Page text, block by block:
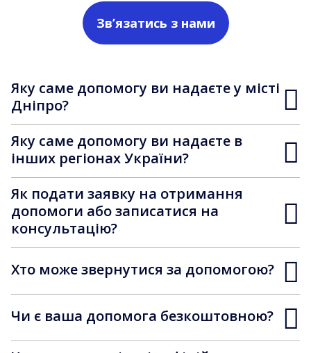
Зв’язатись з нами
Яку саме допомогу ви надаєте у місті
Дніпро?
Яку саме допомогу ви надаєте в
інших регіонах України?
Як подати заявку на отримання
допомоги або записатися на
консультацію?
Хто може звернутися за допомогою?
Чи є ваша допомога безкоштовною?